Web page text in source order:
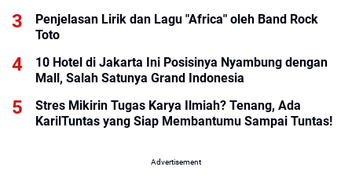
Penjelasan Lirik dan Lagu "Africa" oleh Band Rock
Toto
10 Hotel di Jakarta Ini Posisinya Nyambung dengan
Mall, Salah Satunya Grand Indonesia
Stres Mikirin Tugas Karya Ilmiah? Tenang, Ada
KarilTuntas yang Siap Membantumu Sampai Tuntas!
Advertisement